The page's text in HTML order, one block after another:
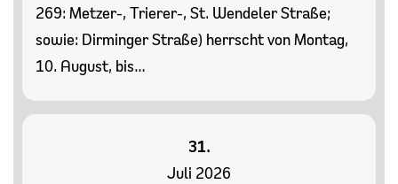
269: Metzer-, Trierer-, St. Wendeler Straße;
sowie: Dirminger Straße) herrscht von Montag,
10. August, bis…
31.
Juli 2026